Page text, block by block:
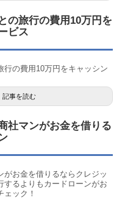
の旅行の費用10万円を
ビス
行の費用10万円をキャッシン
記事を読む
社マンがお金を借りる
がお金を借りるならクレジッ
するよりもカードローンがお
ェック！